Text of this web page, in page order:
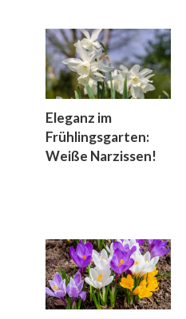
Eleganz im
Frühlingsgarten:
Weiße Narzissen!